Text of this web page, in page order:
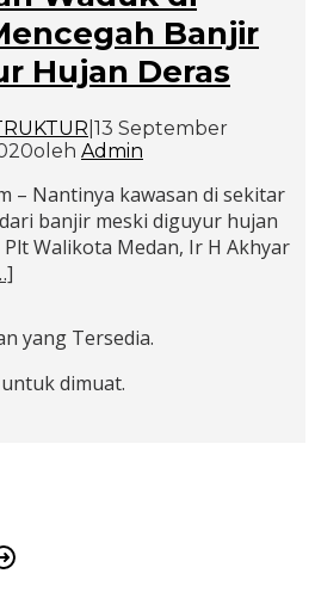
Banjir
Hujan Deras
13 September
oleh Admin
– Nantinya kawasan di sekitar
banjir meski diguyur hujan
Walikota Medan, Ir H Akhyar
yang Tersedia.
dimuat.